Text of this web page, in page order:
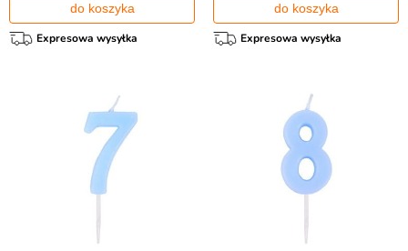
do koszyka
Expresowa wysyłka
do koszyka
Expresowa wysyłka